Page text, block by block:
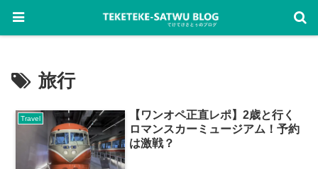
旅行
Travel
【ワンオペ正直レポ】2歳と行く
ロマンスカーミュージアム！予約
は激戦？